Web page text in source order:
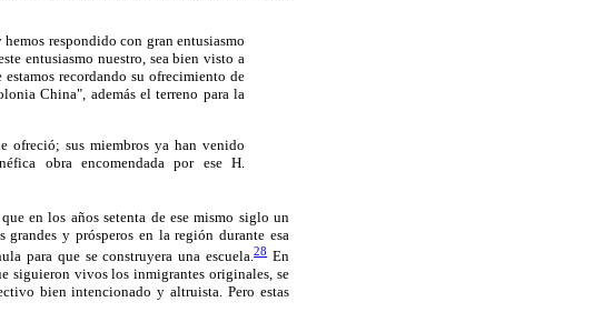
respondido con gran entusiasmo
entusiasmo nuestro, sea bien visto a
recordando su ofrecimiento de
China", además el terreno para la
ofreció; sus miembros ya han venido
obra encomendada por ese H.
en los años setenta de ese mismo siglo un
y prósperos en la región durante esa
para que se construyera una escuela.28En
siguieron vivos los inmigrantes originales, se
bien intencionado y altruista. Pero estas